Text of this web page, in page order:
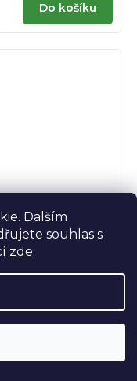
Dalším
souhlas s
zde.
Do košíku